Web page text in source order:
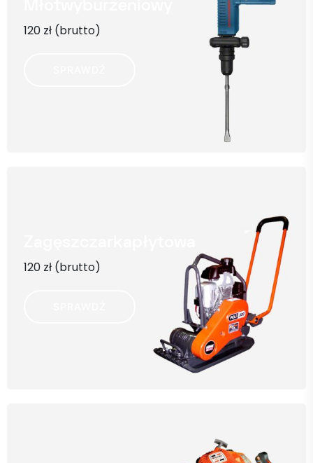
120 zł (brutto)
120 zł (brutto)